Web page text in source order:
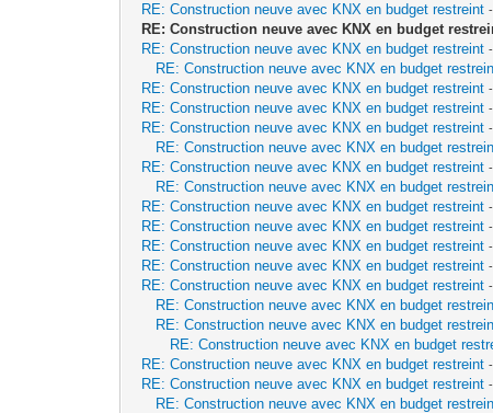
RE: Construction neuve avec KNX en budget restreint
RE: Construction neuve avec KNX en budget
RE: Construction neuve avec KNX en budget restreint
RE: Construction neuve avec KNX en budget
RE: Construction neuve avec KNX en budget restreint
RE: Construction neuve avec KNX en budget restreint
RE: Construction neuve avec KNX en budget restreint
RE: Construction neuve avec KNX en budget
RE: Construction neuve avec KNX en budget restreint
RE: Construction neuve avec KNX en budget
RE: Construction neuve avec KNX en budget restreint
RE: Construction neuve avec KNX en budget restreint
RE: Construction neuve avec KNX en budget restreint
RE: Construction neuve avec KNX en budget restreint
RE: Construction neuve avec KNX en budget restreint
RE: Construction neuve avec KNX en budget
RE: Construction neuve avec KNX en budget
RE: Construction neuve avec KNX en budget
RE: Construction neuve avec KNX en budget restreint
RE: Construction neuve avec KNX en budget restreint
RE: Construction neuve avec KNX en budget